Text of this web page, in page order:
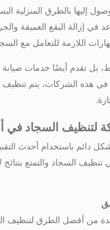
إليها بالطرق المنزلية
في إزالة البقع العميقة
اللازمة للتعامل مع
بل تقدم أيضًا خدمات
في هذه الشركات، يتم
لتنظيف السجاد في
دائم باستخدام أحدث
تنظيف السجاد والتمتع
من أفضل الطرق